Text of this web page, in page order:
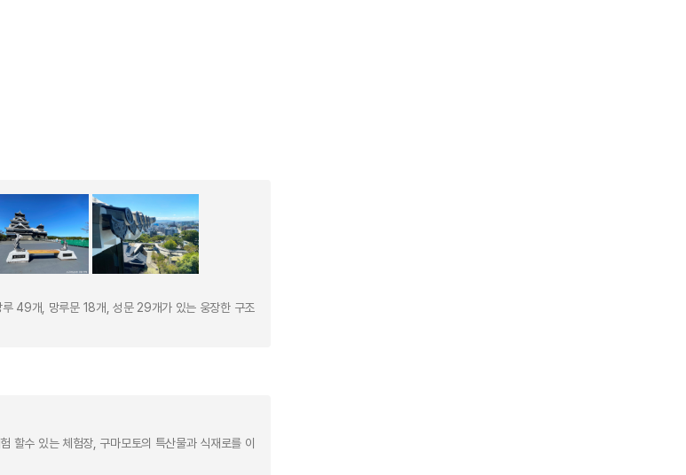
49개, 망루문 18개, 성문 29개가 있는 웅장한 구조
할수 있는 체험장, 구마모토의 특산물과 식재로를 이